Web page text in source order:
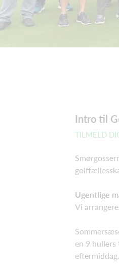
Intro til
TILMELD
Ugentlige
Vi
en 9
eftermiddag.